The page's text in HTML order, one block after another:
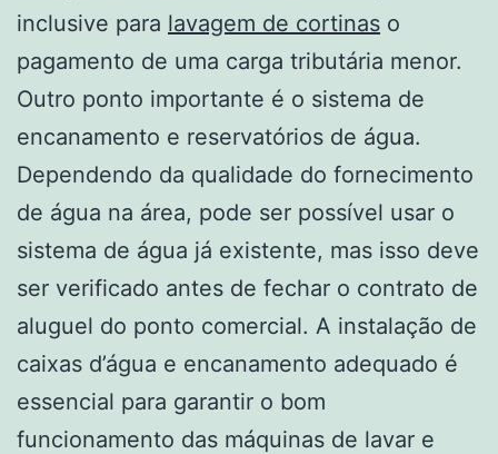
inclusive para lavagem de cortinas o
pagamento de uma carga tributária menor.
Outro ponto importante é o sistema de
encanamento e reservatórios de água.
Dependendo da qualidade do fornecimento
de água na área, pode ser possível usar o
sistema de água já existente, mas isso deve
ser verificado antes de fechar o contrato de
aluguel do ponto comercial. A instalação de
caixas d’água e encanamento adequado é
essencial para garantir o bom
funcionamento das máquinas de lavar e